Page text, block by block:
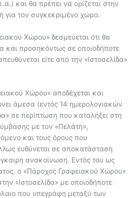
και θα πρέπει να ορίζεται στην
για τον συγκεκριμένο χώρο.
Χώρου» δεσμεύεται ότι θα
και προσηκόντως σε οποιοδήποτε
είτε από την «Ιστοσελίδα»
Χώρου» αποδέχεται και
άμεσα (εντός 14 ημερολογιακών
σε περίπτωση που καταλήξει στη
με τον «Πελάτη»,
και τους όρους που
ευθύνεται σε αποκατάσταση
ανακοίνωση. Εντός του ως
ο «Πάροχος Γραφειακού Χώρου»
«Ιστοσελίδα» με οποιοδήποτε
που υπεγράφη μεταξύ των